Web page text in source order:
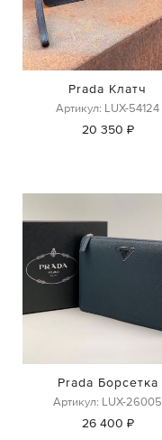
Prada Клатч
Артикул: LUX-54124
20 350 ₽
Prada Борсетка
Артикул: LUX-26005
26 400 ₽